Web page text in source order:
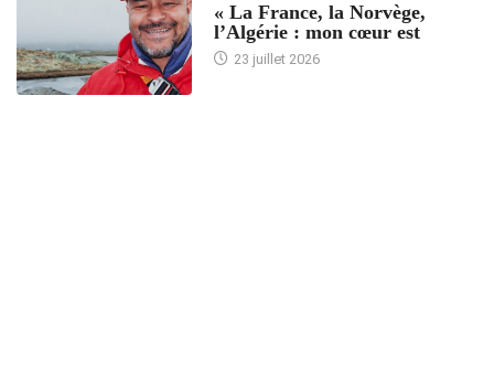
« La France, la Norvège,
l’Algérie : mon cœur est
23 juillet 2026